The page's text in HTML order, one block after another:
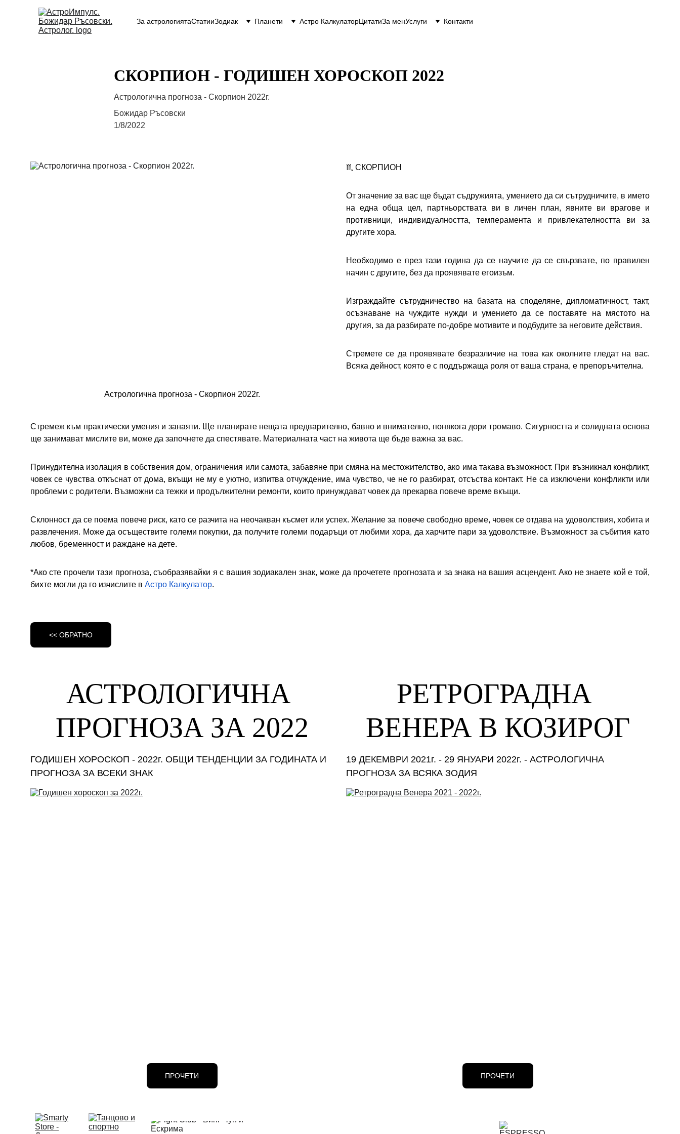
За астрологиятаСтатииЗодиак Планети Астро КалкулаторЦитатиЗа менУслуги Контакти
СКОРПИОН - ГОДИШЕН ХОРОСКОП 2022
Астрологична прогноза - Скорпион 2022г.
Божидар Ръсовски
1/8/2022
Астрологична прогноза - Скорпион 2022г.
♏ СКОРПИОН
От значение за вас ще бъдат съдружията, умението да си сътрудничите, в името
на една обща цел, партньорствата ви в личен план, явните ви врагове и
противници, индивидуалността, темперамента и привлекателността ви за
другите хора.
Необходимо е през тази година да се научите да се свързвате, по правилен
начин с другите, без да проявявате егоизъм.
Изграждайте сътрудничество на базата на споделяне, дипломатичност, такт,
осъзнаване на чуждите нужди и умението да се поставяте на мястото на
другия, за да разбирате по-добре мотивите и подбудите за неговите действия.
Стремете се да проявявате безразличие на това как околните гледат на вас.
Всяка дейност, която е с поддържаща роля от ваша страна, е препоръчителна.
Стремеж към практически умения и занаяти. Ще планирате нещата предварително, бавно и внимателно, понякога дори тромаво. Сигурността и солидната основа
ще занимават мислите ви, може да започнете да спестявате. Материалната част на живота ще бъде важна за вас.
Принудителна изолация в собствения дом, ограничения или самота, забавяне при смяна на местожителство, ако има такава възможност. При възникнал конфликт,
човек се чувства откъснат от дома, вкъщи не му е уютно, изпитва отчуждение, има чувство, че не го разбират, отсъства контакт. Не са изключени конфликти или
проблеми с родители. Възможни са тежки и продължителни ремонти, които принуждават човек да прекарва повече време вкъщи.
Склонност да се поема повече риск, като се разчита на неочакван късмет или успех. Желание за повече свободно време, човек се отдава на удоволствия, хобита и
развлечения. Може да осъществите големи покупки, да получите големи подаръци от любими хора, да харчите пари за удоволствие. Възможност за събития като
любов, бременност и раждане на дете.
*Ако сте прочели тази прогноза, съобразявайки я с вашия зодиакален знак, може да прочетете прогнозата и за знака на вашия асцендент. Ако не знаете кой е той,
бихте могли да го изчислите в Астро Калкулатор.
<< ОБРАТНО
АСТРОЛОГИЧНА
ПРОГНОЗА ЗА 2022
ГОДИШЕН ХОРОСКОП - 2022г. ОБЩИ ТЕНДЕНЦИИ ЗА ГОДИНАТА И
ПРОГНОЗА ЗА ВСЕКИ ЗНАК
ПРОЧЕТИ
РЕТРОГРАДНА
ВЕНЕРА В КОЗИРОГ
19 ДЕКЕМВРИ 2021г. - 29 ЯНУАРИ 2022г. - АСТРОЛОГИЧНА
ПРОГНОЗА ЗА ВСЯКА ЗОДИЯ
ПРОЧЕТИ